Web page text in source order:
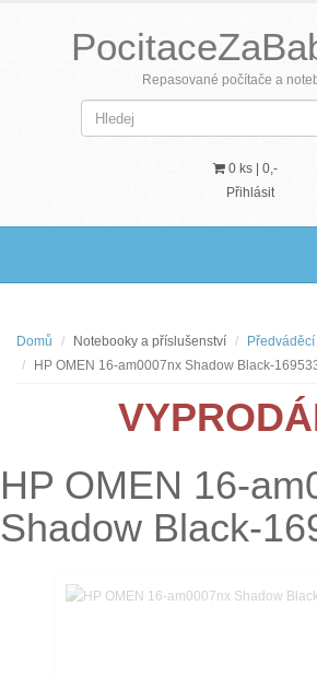
Repasované počítače a
0 ks | 0,-
Přihlásit
Domů Notebooky a příslušenství
HP OMEN 16-am0007nx Shadow Black-
HP OMEN 16-
Shadow Black-